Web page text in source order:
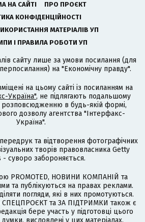
НА САЙТІ
ПРО ПРОЄКТ
КОНФІДЕНЦІЙНОСТІ
МАТЕРІАЛІВ УП
І ПРАВИЛА РОБОТИ УП
сайту лише за умови посилання (для
на "Економічну правду".
на цьому сайті із посиланням на
Україна", не підлягають подальшому
розповсюдженню в будь-якій формі,
дозволу агентства "Інтерфакс-
Україна".
та відтворення фотографічних
творів правовласника Getty
- суворо забороняється.
PROMOTED, НОВИНИ КОМПАНІЙ та
та публікуються на правах реклами.
погляди, які в них промотуються.
СПЕЦПРОЄКТ та ЗА ПІДТРИМКИ також є
бере участь у підготовці цього